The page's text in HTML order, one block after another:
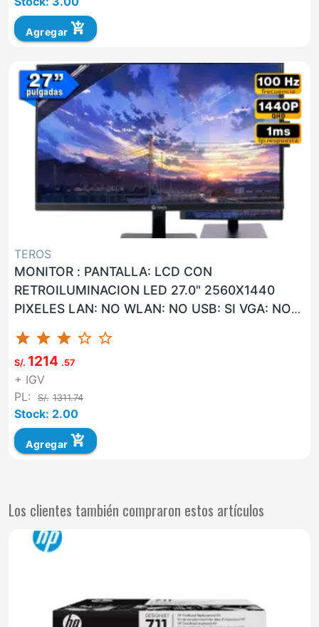
Agregar add_shopping_cart
TEROS
MONITOR : PANTALLA: LCD CON
RETROILUMINACION LED 27.0" 2560X1440
PIXELES LAN: NO WLAN: NO USB: SI VGA: NO
HDMI: SI G. F: 36 MESES CARRY-IN UNIDAD
TERO...
star star star star_border star_border
S/. 1214 .57
+ IGV
PL:
S/. 1311.74
Stock: 2.00
Agregar add_shopping_cart
Los clientes también compraron estos artículos